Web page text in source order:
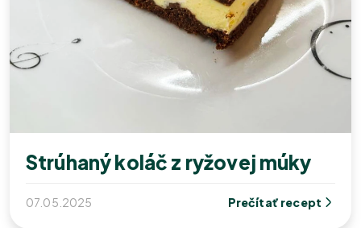
Strúhaný koláč z ryžovej múky
07.05.2025 Prečítať recept